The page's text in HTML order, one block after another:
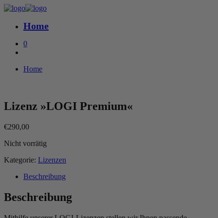
Home
0
Home
Lizenz »LOGI Premium«
€290,00
Nicht vorrätig
Kategorie: Lizenzen
Beschreibung
Beschreibung